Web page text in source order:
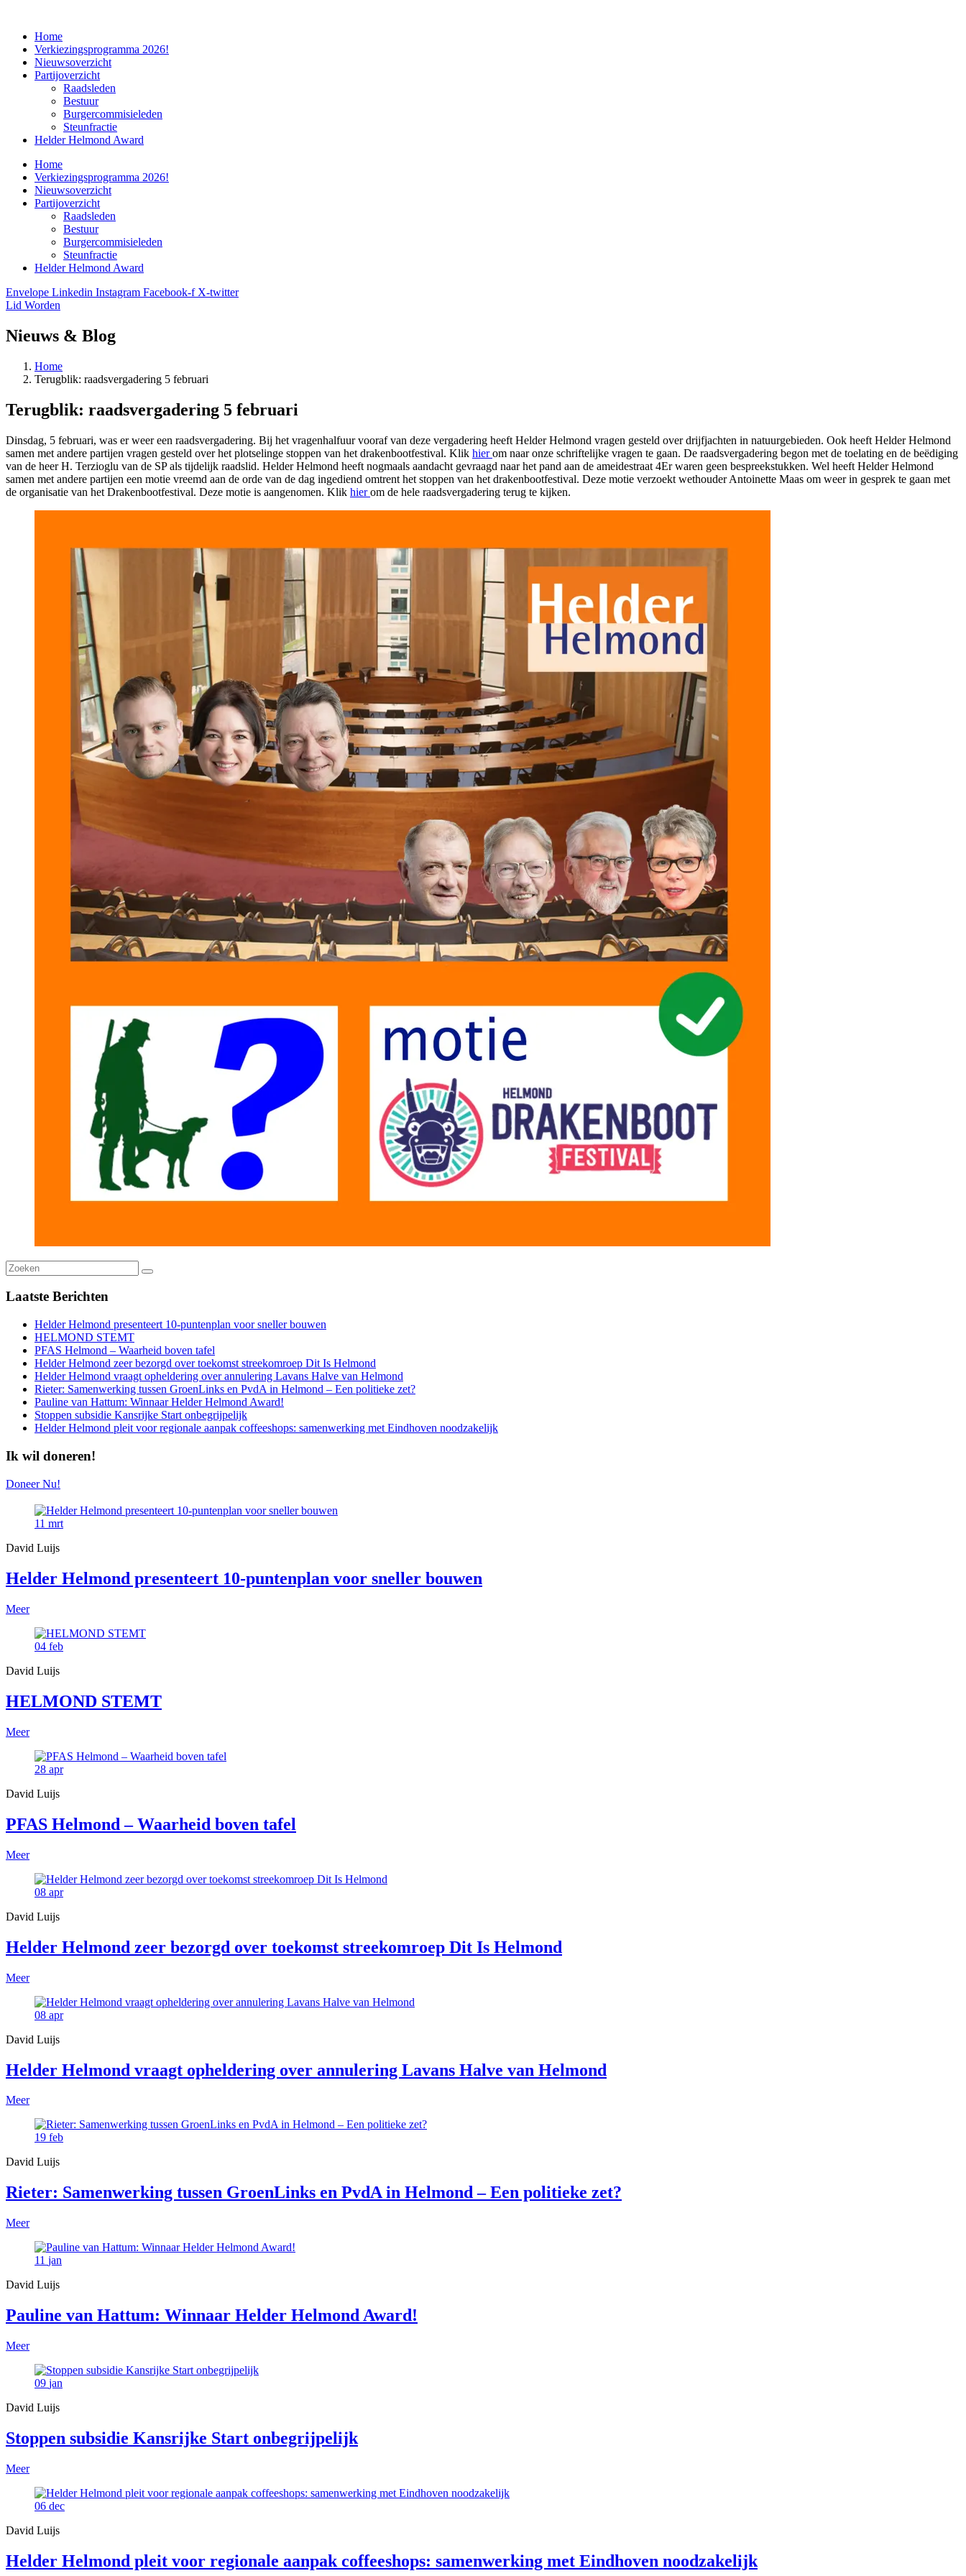
Home
Verkiezingsprogramma 2026!
Nieuwsoverzicht
Partijoverzicht
Raadsleden
Bestuur
Burgercommisieleden
Steunfractie
Helder Helmond Award
Home
Verkiezingsprogramma 2026!
Nieuwsoverzicht
Partijoverzicht
Raadsleden
Bestuur
Burgercommisieleden
Steunfractie
Helder Helmond Award
Envelope Linkedin Instagram Facebook-f X-twitter
Lid Worden
Nieuws & Blog
Home
Terugblik: raadsvergadering 5 februari
Terugblik: raadsvergadering 5 februari
Dinsdag, 5 februari, was er weer een raadsvergadering. Bij het vragenhalfuur vooraf van deze vergadering heeft Helder Helmond vragen gesteld over drijfjachten in natuurgebieden. Ook heeft Helder Helmond
samen met andere partijen vragen gesteld over het plotselinge stoppen van het drakenbootfestival. Klik hierom naar onze schriftelijke vragen te gaan. De raadsvergadering begon met de toelating en de beëdiging
van de heer H. Terzioglu van de SP als tijdelijk raadslid. Helder Helmond heeft nogmaals aandacht gevraagd naar het pand aan de ameidestraat 4Er waren geen bespreekstukken. Wel heeft Helder Helmond
samen met andere partijen een motie vreemd aan de orde van de dag ingediend omtrent het stoppen van het drakenbootfestival. Deze motie verzoekt wethouder Antoinette Maas om weer in gesprek te gaan met
de organisatie van het Drakenbootfestival. Deze motie is aangenomen. Klik hierom de hele raadsvergadering terug te kijken.
Laatste Berichten
Helder Helmond presenteert 10-puntenplan voor sneller bouwen
HELMOND STEMT
PFAS Helmond – Waarheid boven tafel
Helder Helmond zeer bezorgd over toekomst streekomroep Dit Is Helmond
Helder Helmond vraagt opheldering over annulering Lavans Halve van Helmond
Rieter: Samenwerking tussen GroenLinks en PvdA in Helmond – Een politieke zet?
Pauline van Hattum: Winnaar Helder Helmond Award!
Stoppen subsidie Kansrijke Start onbegrijpelijk
Helder Helmond pleit voor regionale aanpak coffeeshops: samenwerking met Eindhoven noodzakelijk
Ik wil doneren!
Doneer Nu!
11 mrt
David Luijs
Helder Helmond presenteert 10-puntenplan voor sneller bouwen
Meer
04 feb
David Luijs
HELMOND STEMT
Meer
28 apr
David Luijs
PFAS Helmond – Waarheid boven tafel
Meer
08 apr
David Luijs
Helder Helmond zeer bezorgd over toekomst streekomroep Dit Is Helmond
Meer
08 apr
David Luijs
Helder Helmond vraagt opheldering over annulering Lavans Halve van Helmond
Meer
19 feb
David Luijs
Rieter: Samenwerking tussen GroenLinks en PvdA in Helmond – Een politieke zet?
Meer
11 jan
David Luijs
Pauline van Hattum: Winnaar Helder Helmond Award!
Meer
09 jan
David Luijs
Stoppen subsidie Kansrijke Start onbegrijpelijk
Meer
06 dec
David Luijs
Helder Helmond pleit voor regionale aanpak coffeeshops: samenwerking met Eindhoven noodzakelijk